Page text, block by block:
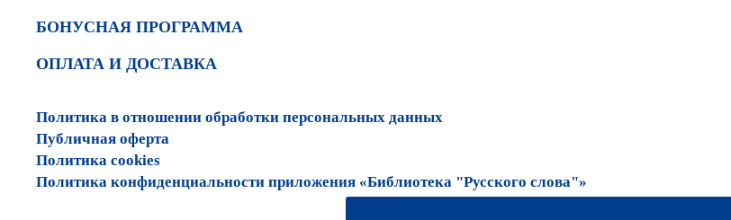
БОНУСНАЯ ПРОГРАММА
ОПЛАТА И ДОСТАВКА
Политика в отношении обработки персональных данных
Публичная оферта
Политика cookies
Политика конфиденциальности приложения «Библиотека "Русского слова"»